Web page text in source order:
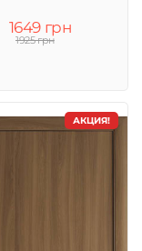
1649 грн
1925 грн
АКЦИЯ!